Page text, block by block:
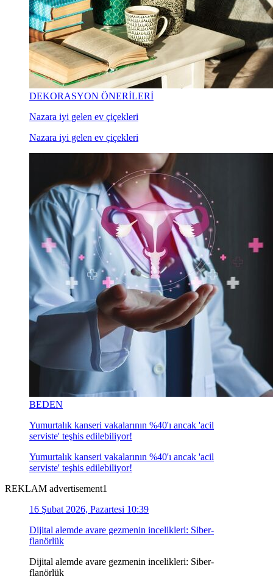
DEKORASYON ÖNERİLERİ
Nazara iyi gelen ev çiçekleri
Nazara iyi gelen ev çiçekleri
BEDEN
Yumurtalık kanseri vakalarının %40'ı ancak 'acil
serviste' teşhis edilebiliyor!
Yumurtalık kanseri vakalarının %40'ı ancak 'acil
serviste' teşhis edilebiliyor!
REKLAM advertisement1
16 Şubat 2026, Pazartesi 10:39
Dijital alemde avare gezmenin incelikleri: Siber-
flanörlük
Dijital alemde avare gezmenin incelikleri: Siber-
flanörlük